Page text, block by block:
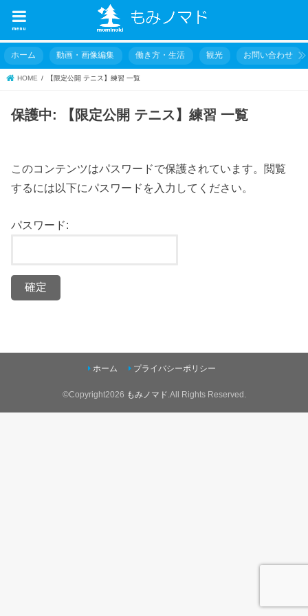
menu
ホーム 動画・画像編集 働き方・生活 観光 お問い合わせ
HOME 【限定公開 テニス】練習 一覧
保護中: 【限定公開 テニス】練習 一覧
このコンテンツはパスワードで保護されています。閲覧
するには以下にパスワードを入力してください。
パスワード:
ホーム プライバシーポリシー
©Copyright2026 もみノマド .All Rights Reserved.